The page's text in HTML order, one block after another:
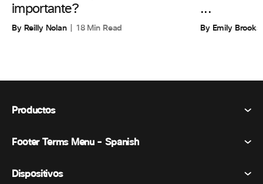
importante?
By Reilly Nolan 18 Min Read
...
By Emily Brooks
Productos
Webex Suite
Footer Terms Menu - Spanish
Términos y condiciones
Dispositivos